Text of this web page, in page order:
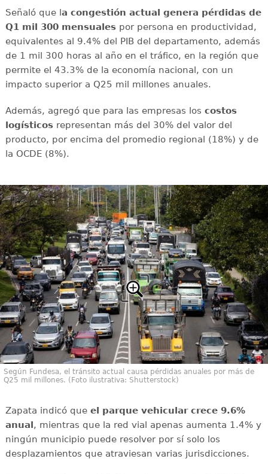
Señaló que la congestión actual genera pérdidas de
Q1 mil 300 mensualespor persona en productividad,
equivalentes al 9.4% del PIB del departamento, además
de 1 mil 300 horas al año en el tráfico, en la región que
permite el 43.3% de la economía nacional, con un
impacto superior a Q25 mil millones anuales.
Además, agregó que para las empresas los costos
logísticosrepresentan más del 30% del valor del
producto, por encima del promedio regional (18%) y de
la OCDE (8%).
Según Fundesa, el tránsito actual causa pérdidas anuales por más de
Q25 mil millones. (Foto ilustrativa: Shutterstock)
Zapata indicó que el parque vehicular crece 9.6%
anual, mientras que la red vial apenas aumenta 1.4% y
ningún municipio puede resolver por sí solo los
desplazamientos que atraviesan varias jurisdicciones.